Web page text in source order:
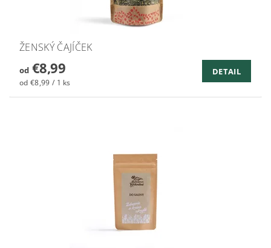
ŽENSKÝ ČAJÍČEK
od€8,99
od €8,99 / 1 ks
DETAIL